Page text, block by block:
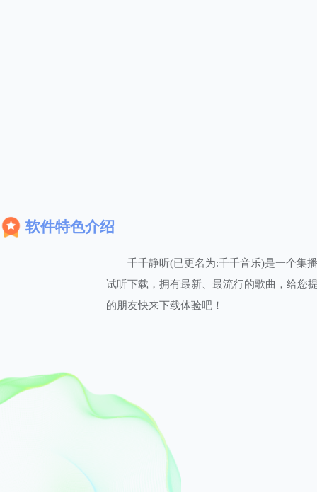
软件特色介绍
千千静听(已更名为:千千音乐)是一个集
试听下载，拥有最新、最流行的歌曲，给您
的朋友快来下载体验吧！